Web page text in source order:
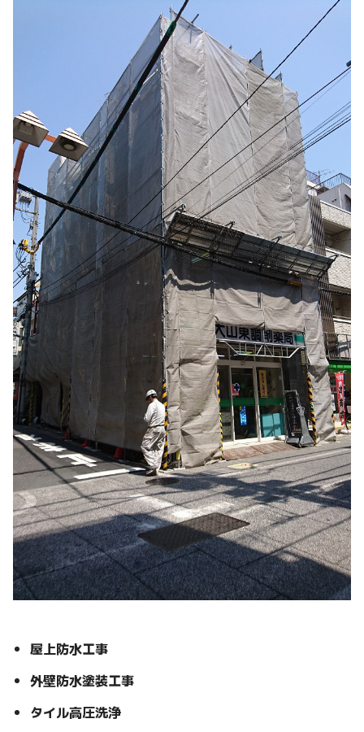
屋上防水工事
外壁防水塗装工事
タイル高圧洗浄